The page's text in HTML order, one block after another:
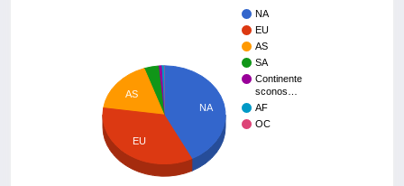
NA
EU
AS
SA
Continente
sconos…
AF
OC
NA
AS
EU